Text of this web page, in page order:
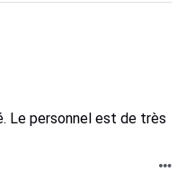
Le personnel est de très